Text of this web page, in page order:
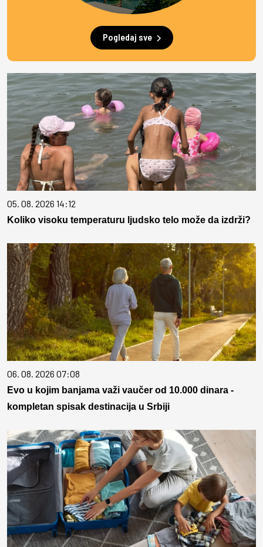
Pogledaj sve
05. 08. 2026 14:12
Koliko visoku temperaturu ljudsko telo može da izdrži?
06. 08. 2026 07:08
Evo u kojim banjama važi vaučer od 10.000 dinara -
kompletan spisak destinacija u Srbiji